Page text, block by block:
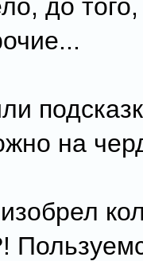
до
на